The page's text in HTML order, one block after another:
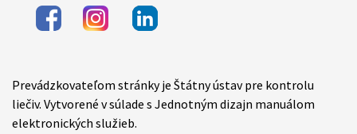
Items
Prevádzkovateľom stránky je Štátny ústav pre kontrolu
liečiv. Vytvorené v súlade s Jednotným dizajn manuálom
elektronických služieb.